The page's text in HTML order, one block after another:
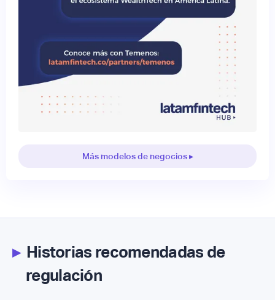
Más modelos de negocios ▸
▸Historias recomendadas de
regulación